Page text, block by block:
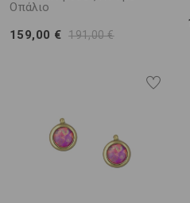
Οπάλιο
159,00 € 191,00 €